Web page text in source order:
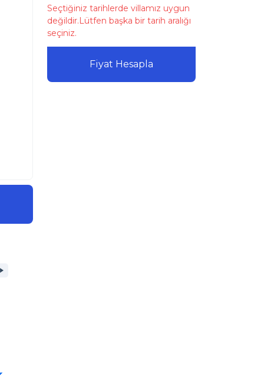
Seçtiğiniz tarihlerde villamız uygun
değildir.Lütfen başka bir tarih aralığı
seçiniz.
Fiyat Hesapla